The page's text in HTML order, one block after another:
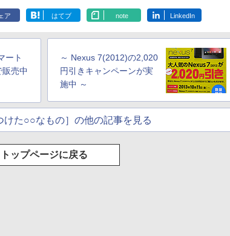
ア はてブ note LinkedIn
ート
売中
～ Nexus 7(2012)の2,020
円引きキャンペーンが実
施中 ～
けた○○なもの］の他の記事を見る
トップページに戻る